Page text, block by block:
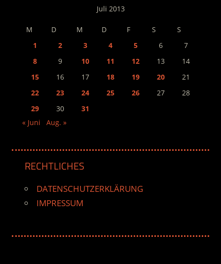
Juli 2013
M D M D F S
S
1
2 3 4 5 6
7
8
9 10 11 12 13
14
15
16 17 18 19 20
21
22
23 24 25 26 27
28
29
30
31
« Juni
Aug. »
RECHTLICHES
DATENSCHUTZERKLÄRUNG
IMPRESSUM